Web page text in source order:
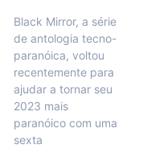
Black Mirror, a série
de antologia tecno-
paranóica, voltou
recentemente para
ajudar a tornar seu
2023 mais
paranóico com uma
sexta